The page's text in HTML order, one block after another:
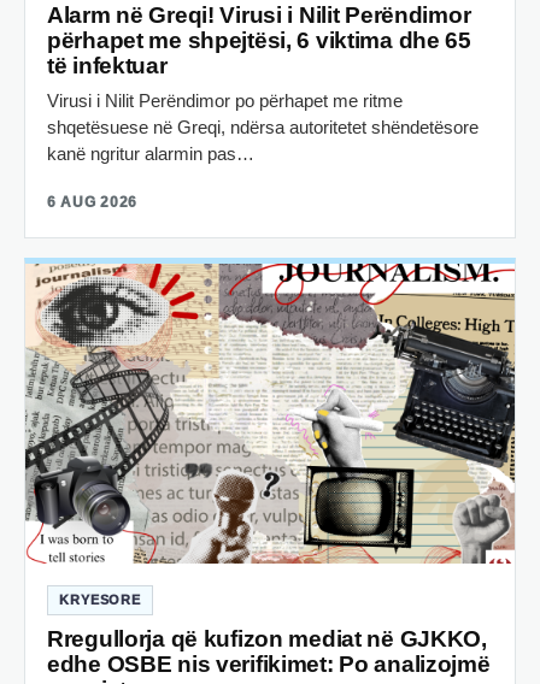
Alarm në Greqi! Virusi i Nilit Perëndimor
përhapet me shpejtësi, 6 viktima dhe 65
të infektuar
Virusi i Nilit Perëndimor po përhapet me ritme
shqetësuese në Greqi, ndërsa autoritetet shëndetësore
kanë ngritur alarmin pas…
6 AUG 2026
KRYESORE
Rregullorja që kufizon mediat në GJKKO,
edhe OSBE nis verifikimet: Po analizojmë